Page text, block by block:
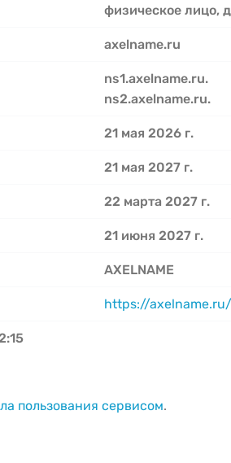
физическое лицо,
axelname.ru
ns1.axelname.ru.
ns2.axelname.ru.
21 мая 2026 г.
21 мая 2027 г.
22 марта 2027 г.
21 июня 2027 г.
AXELNAME
https://
пользования сервисом.